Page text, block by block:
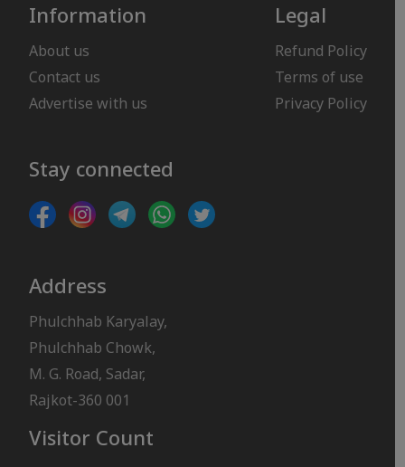
Information
About us
Contact us
Advertise with us
Legal
Refund Policy
Terms of use
Privacy Policy
Stay connected
Address
Phulchhab Karyalay,
Phulchhab Chowk,
M. G. Road, Sadar,
Rajkot-360 001
Visitor Count